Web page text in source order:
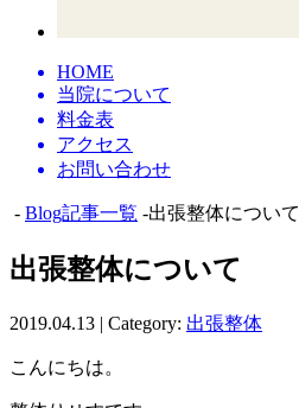
HOME
当院について
料金表
アクセス
お問い合わせ
- Blog記事一覧 -出張整体について
出張整体について
2019.04.13 | Category: 出張整体
こんにちは。